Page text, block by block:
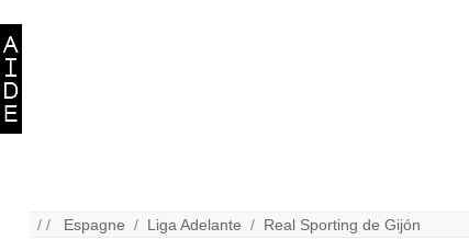
/ / Espagne / Liga Adelante / Real Sporting de Gijón